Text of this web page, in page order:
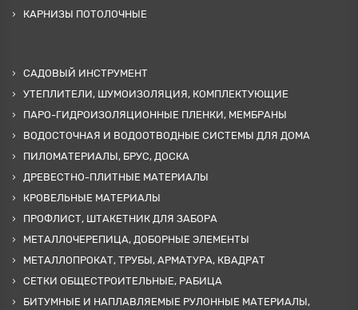
КАРНИЗЫ ПОТОЛОЧНЫЕ
САДОВЫЙ ИНСТРУМЕНТ
УТЕПЛИТЕЛИ, ШУМОИЗОЛЯЦИЯ, КОМПЛЕКТУЮЩИЕ
ПАРО-ГИДРОИЗОЛЯЦИОННЫЕ ПЛЕНКИ, МЕМБРАНЫ
ВОДОСТОЧНАЯ И ВОДООТВОДНЫЕ СИСТЕМЫ ДЛЯ ДОМА
ПИЛОМАТЕРИАЛЫ, БРУС, ДОСКА
ДРЕВЕСТНО-ПЛИТНЫЕ МАТЕРИАЛЫ
КРОВЕЛЬНЫЕ МАТЕРИАЛЫ
ПРОФЛИСТ, ШТАКЕТНИК ДЛЯ ЗАБОРА
МЕТАЛЛОЧЕРЕПИЦА, ДОБОРНЫЕ ЭЛЕМЕНТЫ
МЕТАЛЛОПРОКАТ, ТРУБЫ, АРМАТУРА, КВАДРАТ
СЕТКИ ОБЩЕСТРОИТЕЛЬНЫЕ, РАБИЦА
БИТУМНЫЕ И НАПЛАВЛЯЕМЫЕ РУЛОННЫЕ МАТЕРИАЛЫ,